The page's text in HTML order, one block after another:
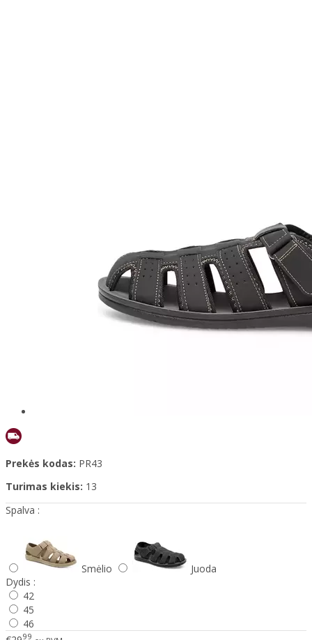
Prekės kodas: PR43
Turimas kiekis: 13
Spalva :
Smėlio
Juoda
Dydis :
42
45
46
99